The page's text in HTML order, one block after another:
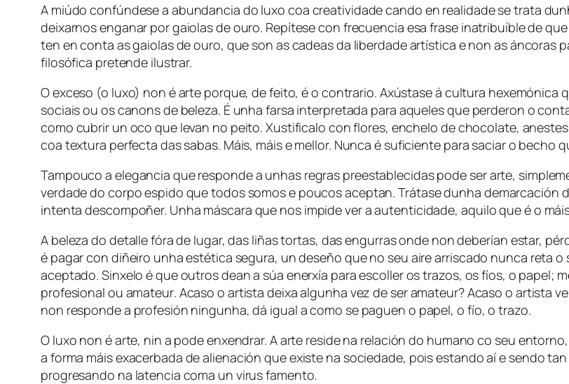
A miúdo confúndese a abundancia do luxo coa creatividade cando en realidade se trata
deixarnos enganar por gaiolas de ouro. Repítese con frecuencia esa frase inatribuíblede que
ten en conta as gaiolas de ouro, que son as cadeas da liberdade artística e non as áncoras
filosófica pretende ilustrar.
O exceso (o luxo) non é arte porque, de feito, é o contrario. Axústase á cultura
sociais ou os canons de beleza. É unha farsa interpretada para aqueles que perderon o
como cubrir un oco que levan no peito. Xustificalo con flores, enchelo de chocolate,
coa textura perfecta das sabas. Máis, máis e mellor. Nunca é suficiente para saciar o becho
Tampouco a elegancia que responde a unhas regras preestablecidas pode ser arte,
verdade do corpo espido que todos somos e poucos aceptan. Trátase dunha demarcación
intenta descompoñer. Unha máscara que nos impide ver a autenticidade, aquilo que é o
A beleza do detalle fóra de lugar, das liñas tortas, das engurras onde non deberían estar,
é pagar con diñeiro unha estética segura, un deseño que no seu aire arriscado nunca reta
aceptado. Sinxelo é que outros dean a súa enerxía para escoller os trazos, os fíos, o papel;
profesional ou amateur. Acaso o artista deixa algunha vez de ser amateur? Acaso o artista
non responde a profesión ningunha, dá igual a como se paguen o papel, o fío, o trazo.
O luxo non é arte, nin a pode enxendrar. A arte reside na relación do humano co seu
a forma máis exacerbada de alienación que existe na sociedade, pois estando aí e sendo
progresando na latencia coma un virus famento.